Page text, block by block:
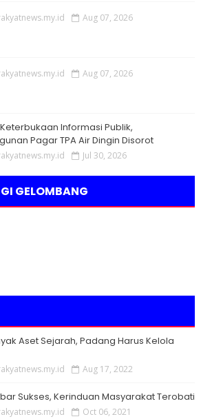
Aug 07, 2026
Aug 07, 2026
Informasi Publik,
Pagar TPA Air Dingin Disorot
Jul 30, 2026
GELOMBANG
Aset Sejarah, Padang Harus Kelola
Aug 17, 2022
Sukses, Kerinduan Masyarakat Terobati
Oct 06, 2021